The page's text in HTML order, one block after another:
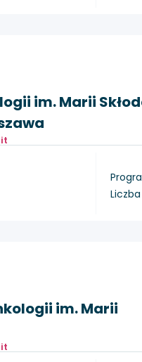
im. Marii
im. Marii